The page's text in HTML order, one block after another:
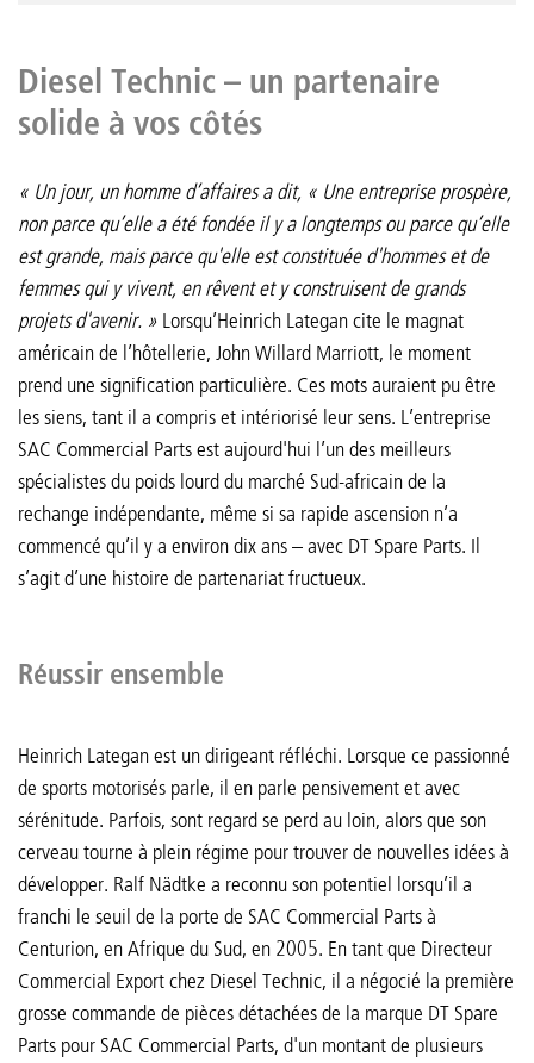
Diesel Technic – un partenaire
solide à vos côtés
« Un jour, un homme d’affaires a dit, « Une entreprise prospère,
non parce qu’elle a été fondée il y a longtemps ou parce qu’elle
est grande, mais parce qu'elle est constituée d'hommes et de
femmes qui y vivent, en rêvent et y construisent de grands
projets d'avenir. » Lorsqu’Heinrich Lategan cite le magnat
américain de l’hôtellerie, John Willard Marriott, le moment
prend une signification particulière. Ces mots auraient pu être
les siens, tant il a compris et intériorisé leur sens. L’entreprise
SAC Commercial Parts est aujourd'hui l’un des meilleurs
spécialistes du poids lourd du marché Sud-africain de la
rechange indépendante, même si sa rapide ascension n’a
commencé qu’il y a environ dix ans – avec DT Spare Parts. Il
s’agit d’une histoire de partenariat fructueux.
Réussir ensemble
Heinrich Lategan est un dirigeant réfléchi. Lorsque ce passionné
de sports motorisés parle, il en parle pensivement et avec
sérénitude. Parfois, sont regard se perd au loin, alors que son
cerveau tourne à plein régime pour trouver de nouvelles idées à
développer. Ralf Nädtke a reconnu son potentiel lorsqu’il a
franchi le seuil de la porte de SAC Commercial Parts à
Centurion, en Afrique du Sud, en 2005. En tant que Directeur
Commercial Export chez Diesel Technic, il a négocié la première
grosse commande de pièces détachées de la marque DT Spare
Parts pour SAC Commercial Parts, d'un montant de plusieurs